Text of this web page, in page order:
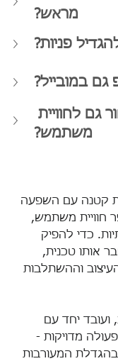
מראש?
פניות?
במובייל?
גם לחוויית
משתמש?
קטנה עם השפעה
חוויית משתמש,
כדי להפיק
אותו טכנית,
וההשתלבות
ועובד יחד עם
מדויקות -
בהגדלת המעורבות